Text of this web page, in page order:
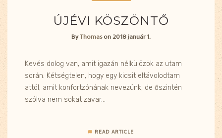
ÚJÉVI KÖSZÖNTŐ
ByThomas on2018 január 1.
Kevés dolog van, amit igazán nélkülözök az utam
során. Kétségtelen, hogy egy kicsit eltávolodtam
attól, amit konfortzónának nevezünk, de őszintén
szólva nem sokat zavar…
READ ARTICLE